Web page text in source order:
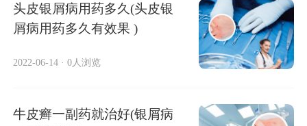
头皮银屑病用药多久(头皮银
屑病用药多久有效果 )
2022-06-14 · 0人浏览
牛皮癣一副药就治好(银屑病